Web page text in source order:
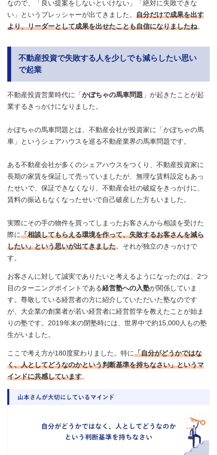
なので、「良い提案をしないといけない」「絶対に失敗できな
い」というプレッシャーが出てきました。 自分だけで成果を出す
より、リーダーとして成果を出せたことも自信になりましたね。
不動産投資で失敗する人を少しでも減らしたい思い
で起業
不動産投資営業時代に「かぼちゃの馬車問題 」が起きたことが起
業するきっかけになりました。
かぼちゃの馬車問題とは、不動産会社が投資家に「かぼちゃの馬
車」というシェアハウスを巡る不動産業界の馬車問題です。
ある不動産会社が多くのシェアハウスをつくり、不動産投資家に
長期の家賃を保証して売っていましたが、無理な賃料設定もあっ
たせいで、保証できなくなり、不動産会社の破綻をきっかけに、
賃料の振込もなくなったせいで自己破産した方もいました。
実際にその手の物件を買ってしまったお客さんから相談を受けた
際に「相談してもらえる環境を作って、失敗するお客さんを減ら
したい」という思いが出てきました。それが独立のきっかけで
す。
お客さんに対して誠実でありたいと考えるようになったのは、2つ
目のターニングポイントである経営塾への入塾が関係していま
す。尊敬している経営者の方に紹介していただいた塾なのです
が、大企業の創業者が若い経営者に経営哲学を教えたことが始ま
りの塾です。2019年末の閉塾時には、世界中で約15,000人もの塾
生がいました。
ここで考え方が180度変わりました。特に「自分がどうかではな
く、人としてどうなのかという判断基準を持ちなさい」というマ
インドに共感しています。